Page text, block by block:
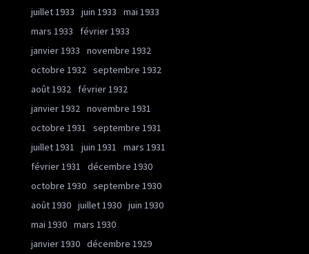
juillet 1933
juin 1933
mai 1933
mars 1933
février 1933
janvier 1933
novembre 1932
octobre 1932 septembre 1932
août 1932
février 1932
janvier 1932 novembre 1931
octobre 1931
septembre 1931
juillet 1931
juin 1931
mars 1931
février 1931
décembre 1930
octobre 1930 septembre 1930
août 1930 juillet 1930 juin 1930
mai 1930 mars 1930
janvier 1930 décembre 1929